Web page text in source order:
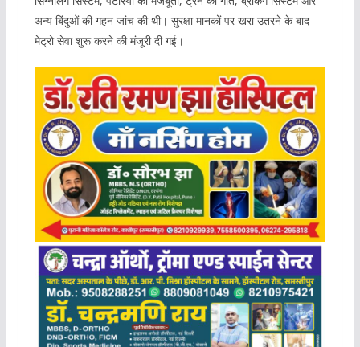
अन्य बिंदुओं की गहन जांच की थी। सुरक्षा मानकों पर खरा उतरने के बाद
मेट्रो सेवा शुरू करने की मंजूरी दी गई।